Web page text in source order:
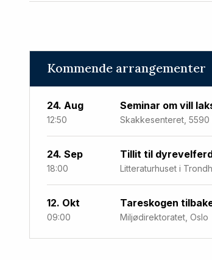
Kommende arrangementer
24. Aug
12:50
Seminar om vill
Skakkesenteret, 5590
24. Sep
18:00
Tillit til
Litteraturhuset i
12. Okt
09:00
Tareskogen
Miljødirektoratet, Oslo